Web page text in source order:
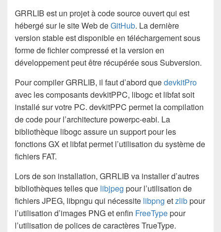
GRRLIB est un projet à code source ouvert qui est
hébergé sur le site Web deGitHub. La dernière
version stable est disponible en téléchargement sous
forme de fichier compressé et la version en
développement peut être récupérée sous Subversion.
Pour compiler GRRLIB, il faut d’abord quedevkitPro
avec les composants devkitPPC, libogc et libfat soit
installé sur votre PC. devkitPPC permet la compilation
de code pour l’architecture powerpc-eabi. La
bibliothèque libogc assure un support pour les
fonctions GX et libfat permet l’utilisation du système de
fichiers FAT.
Lors de son installation, GRRLIB va installer d’autres
bibliothèques telles que libjpeg pour l’utilisation de
fichiers JPEG, libpngu qui nécessite libpng etzlibpour
l’utilisation d’images PNG et enfin FreeTypepour
l’utilisation de polices de caractères TrueType.